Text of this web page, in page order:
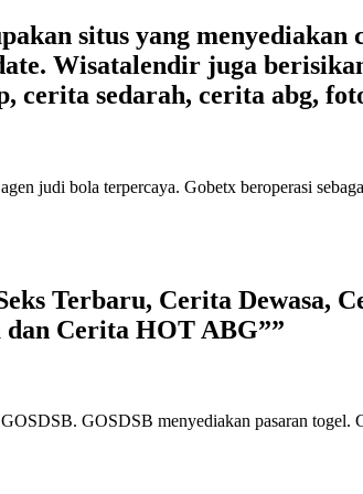
situs yang menyediakan
Wisatalendir juga
cerita sedarah, cerita abg,
agen judi bola terpercaya. Gobetx beroperasi
Terbaru, Cerita Dewasa,
dan Cerita HOT ABG””
GOSDSB menyediakan pasaran togel.